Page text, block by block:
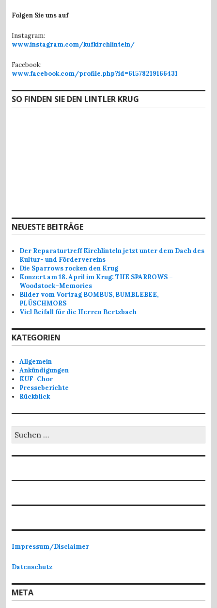
Folgen Sie uns auf
Instagram:
www.instagram.com/kufkirchlinteln/
Facebook:
www.facebook.com/profile.php?id=61578219166431
SO FINDEN SIE DEN LINTLER KRUG
NEUESTE BEITRÄGE
Der Reparaturtreff Kirchlinteln jetzt unter dem Dach des
Kultur- und Fördervereins
Die Sparrows rocken den Krug
Konzert am 18. April im Krug: THE SPARROWS –
Woodstock–Memories
Bilder vom Vortrag BOMBUS, BUMBLEBEE,
PLÜSCHMORS
Viel Beifall für die Herren Bertzbach
KATEGORIEN
Allgemein
Ankündigungen
KUF-Chor
Presseberichte
Rückblick
nach:
Impressum/Disclaimer
Datenschutz
META